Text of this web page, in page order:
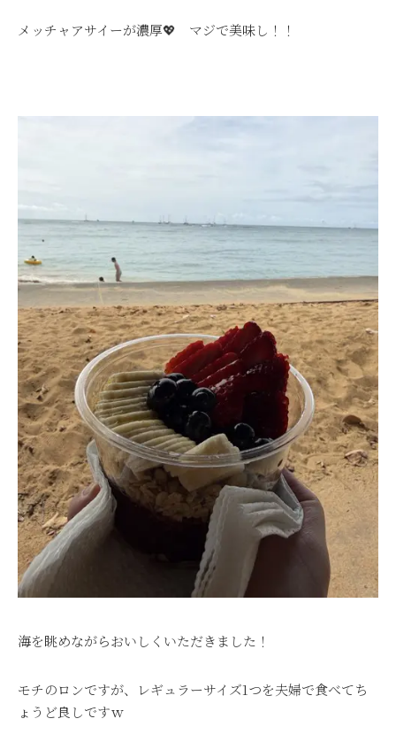
メッチャアサイーが濃厚💖 マジで美味し！！
海を眺めながらおいしくいただきました！
モチのロンですが、レギュラーサイズ1つを夫婦で食べてち
ょうど良しですｗ